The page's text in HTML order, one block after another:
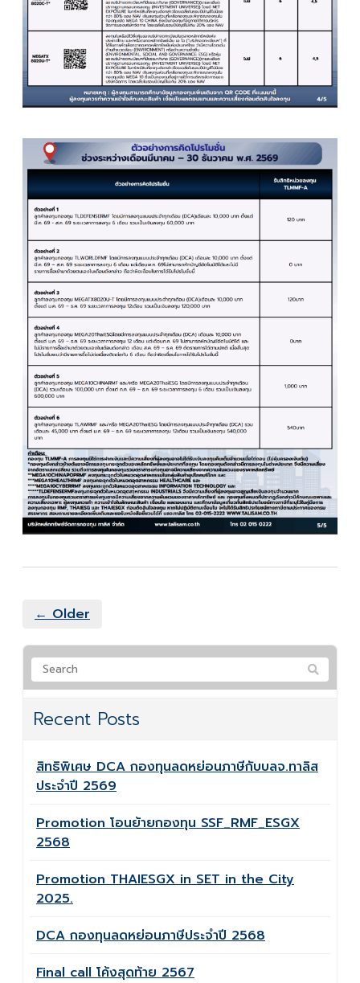
← Older
Recent Posts
สิทธิพิเศษ DCA กองทุนลดหย่อนภาษีกับบลจ.ทาลิส
ประจำปี 2569
Promotion โอนย้ายกองทุน SSF_RMF_ESGX
2568
Promotion THAIESGX in SET in the City
2025.
DCA กองทุนลดหย่อนภาษีประจำปี 2568
Final call โค้งสุดท้าย 2567